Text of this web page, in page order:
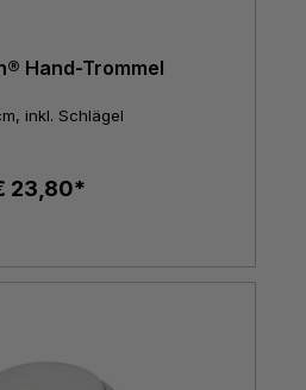
Hand-Trommel
inkl. Schlägel
23,80*